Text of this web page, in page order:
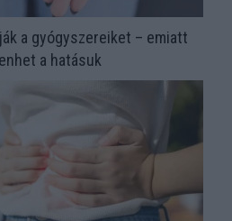
a gyógyszereiket – emiatt
a hatásuk